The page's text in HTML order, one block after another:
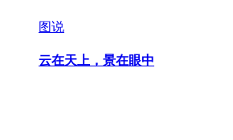
图说
云在天上，景在眼中